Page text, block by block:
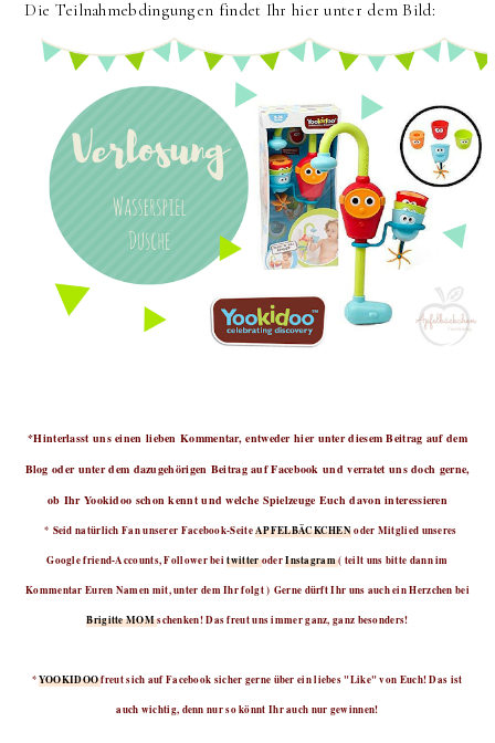
Die Teilnahmebdingungen findet Ihr hier unter dem Bild:
*Hinterlasst uns einen lieben Kommentar, entweder hier unter diesem Beitrag auf dem
Blog oder unter dem dazugehörigen Beitrag auf Facebook und verratet uns doch gerne,
ob Ihr Yookidoo schon kennt und welche Spielzeuge Euch davon interessieren
* Seid natürlich Fan unserer Facebook-SeiteAPFELBÄCKCHENoder Mitglied unseres
Google friend-Accounts, Follower beitwitteroderInstagram( teilt uns bitte dann im
Kommentar Euren Namen mit, unter dem Ihr folgt ) Gerne dürft Ihr uns auch ein Herzchen bei
Brigitte MOMschenken! Das freut uns immer ganz, ganz besonders!
*YOOKIDOOfreut sich auf Facebook sicher gerne über ein liebes "Like" von Euch! Das ist
auch wichtig, denn nur so könnt Ihr auch nur gewinnen!